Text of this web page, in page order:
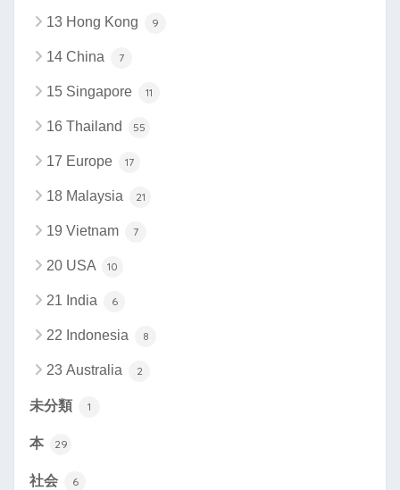
13 Hong Kong 9
14 China 7
15 Singapore 11
16 Thailand 55
17 Europe 17
18 Malaysia 21
19 Vietnam 7
20 USA 10
21 India 6
22 Indonesia 8
23 Australia 2
未分類 1
本 29
社会 6